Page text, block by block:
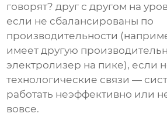
говорят? друг с другом на
если не сбалансированы по
производительности
имеет другую
электролизер на пике), если
технологические связи —
работать неэффективно или
вовсе.